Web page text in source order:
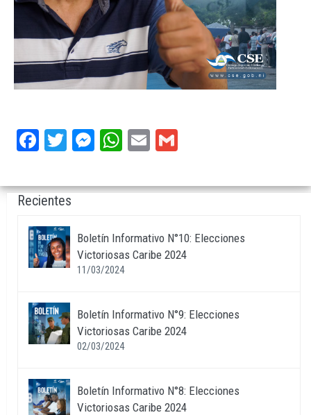
Facebook
TwitterMessenger
WhatsApp
Email
Recientes
Boletín Informativo N°10: Elecciones
Victoriosas Caribe 2024
11/03/2024
Boletín Informativo N°9: Elecciones
Victoriosas Caribe 2024
02/03/2024
Boletín Informativo N°8: Elecciones
Victoriosas Caribe 2024